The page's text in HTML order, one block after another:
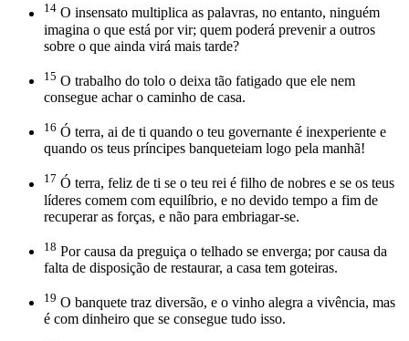
14 O insensato multiplica as palavras, no entanto, ninguém
imagina o que está por vir; quem poderá prevenir a outros
sobre o que ainda virá mais tarde?
15 O trabalho do tolo o deixa tão fatigado que ele nem
consegue achar o caminho de casa.
16 Ó terra, ai de ti quando o teu governante é inexperiente e
quando os teus príncipes banqueteiam logo pela manhã!
17 Ó terra, feliz de ti se o teu rei é filho de nobres e se os teus
líderes comem com equilíbrio, e no devido tempo a fim de
recuperar as forças, e não para embriagar-se.
18 Por causa da preguiça o telhado se enverga; por causa da
falta de disposição de restaurar, a casa tem goteiras.
19 O banquete traz diversão, e o vinho alegra a vivência, mas
é com dinheiro que se consegue tudo isso.